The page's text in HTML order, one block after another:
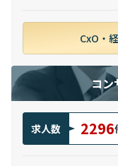
CxO・
コン
求人数 2296